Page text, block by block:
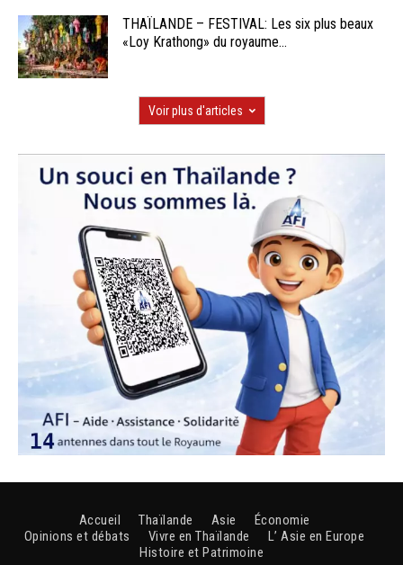
THAÏLANDE – FESTIVAL: Les six plus beaux
«Loy Krathong» du royaume...
Voir plus d'articles
Accueil Thaïlande Asie
Économie
Opinions et débats
Vivre en Thaïlande
L’ Asie en Europe
Histoire et Patrimoine